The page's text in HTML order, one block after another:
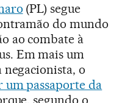
(PL) segue
do mundo
ao combate à
Em mais um
negacionista, o
passaporte da
segundo o